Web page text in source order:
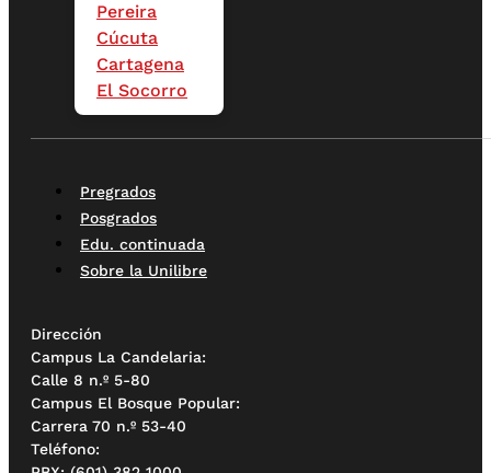
Pereira
Cúcuta
Cartagena
El Socorro
Pregrados
Posgrados
Edu. continuada
Sobre la Unilibre
Dirección
Campus La Candelaria:
Calle 8 n.º 5-80
Campus El Bosque Popular:
Carrera 70 n.º 53-40
Teléfono: